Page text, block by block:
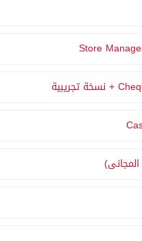
Store
+ نسخة تجريبية